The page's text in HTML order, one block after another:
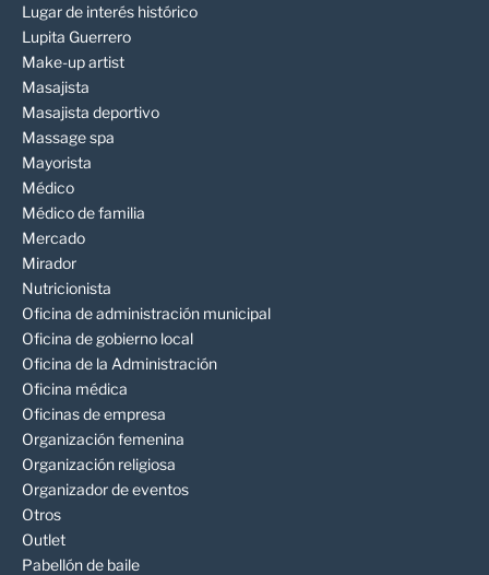
Lugar de interés histórico
Lupita Guerrero
Make-up artist
Masajista
Masajista deportivo
Massage spa
Mayorista
Médico
Médico de familia
Mercado
Mirador
Nutricionista
Oficina de administración municipal
Oficina de gobierno local
Oficina de la Administración
Oficina médica
Oficinas de empresa
Organización femenina
Organización religiosa
Organizador de eventos
Otros
Outlet
Pabellón de baile